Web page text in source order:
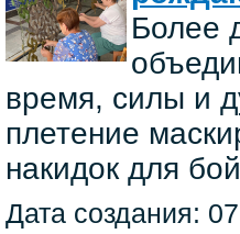
Более
время, силы и
плетение
накидок для
Дата создания: